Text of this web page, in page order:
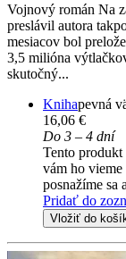
Vojnový román Na
preslávil autora
mesiacov bol
3,5 milióna
skutočný...
Knihapevná
16,06 €
Do 3 – 4 dní
Tento produkt
vám ho
posnažíme sa
Pridať do
Vložiť do